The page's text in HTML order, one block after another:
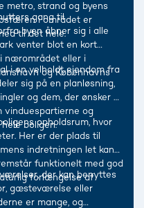
metro, strand og byens
i området er
til det hele.
gang til
byen åbner sig i alle
venter blot en kort
nærområdet eller i
og Københavns
i en velholdt ejendom fra
sig på en planløsning,
og dem, der ønsker at
vinduespartierne og
boligen.
opholdsrum, hvor
Her er der plads til
indretningen let kan
funktionelt med god
forlængelse af
der kan benyttes
gæsteværelse eller
er mange, og